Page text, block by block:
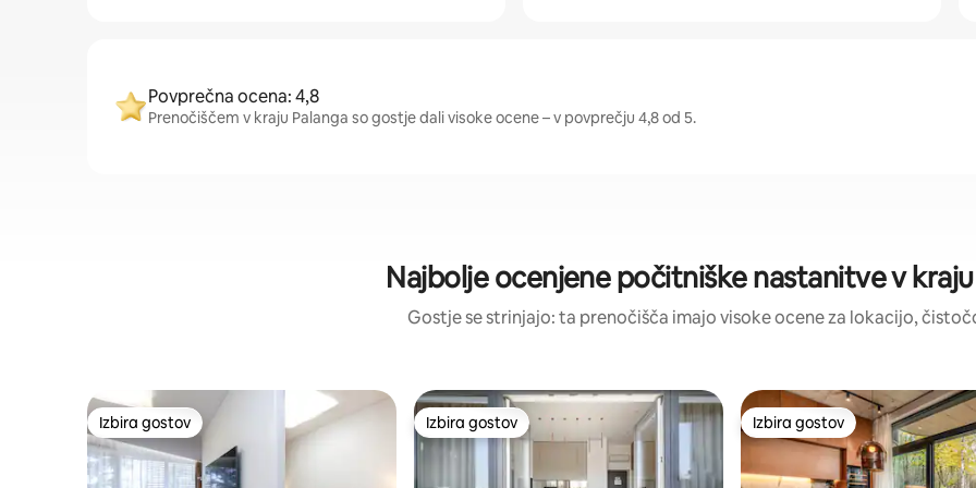
Povprečna ocena: 4,8
Prenočiščem v kraju Palanga so gostje dali visoke ocene – v povprečju 4,8 od 5.
Najbolje ocenjene počitniške nastanitve v
Gostje se strinjajo: ta prenočišča imajo visoke ocene za lokacijo,
Izbira gostov
Izbira gostov Izbira gostov
Izbira gostov Izbira gostov
Izbira gostov